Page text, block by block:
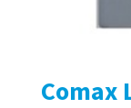
Comax